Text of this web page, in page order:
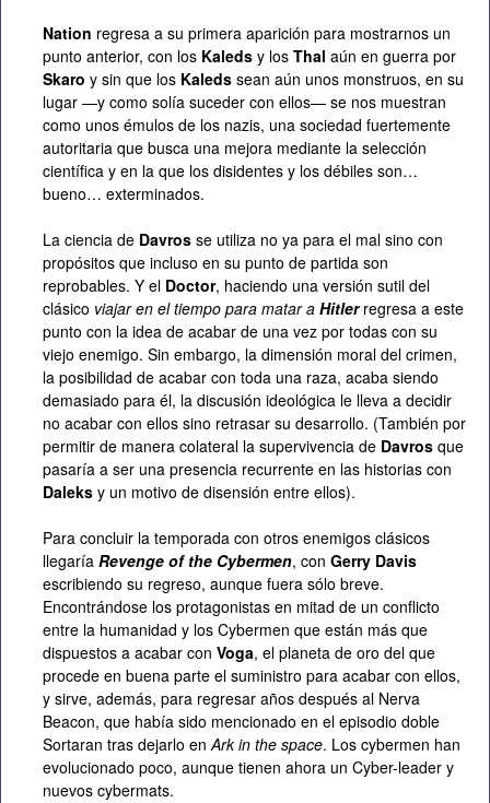
Nation regresa a su primera aparición para mostrarnos un
punto anterior, con los Kaleds y los Thal aún en guerra por
Skaro y sin que los Kaleds sean aún unos monstruos, en su
lugar —y como solía suceder con ellos— se nos muestran
como unos émulos de los nazis, una sociedad fuertemente
autoritaria que busca una mejora mediante la selección
científica y en la que los disidentes y los débiles son…
bueno… exterminados.
La ciencia de Davros se utiliza no ya para el mal sino con
propósitos que incluso en su punto de partida son
reprobables. Y el Doctor, haciendo una versión sutil del
clásico viajar en el tiempo para matar a Hitlerregresa a este
punto con la idea de acabar de una vez por todas con su
viejo enemigo. Sin embargo, la dimensión moral del crimen,
la posibilidad de acabar con toda una raza, acaba siendo
demasiado para él, la discusión ideológica le lleva a decidir
no acabar con ellos sino retrasar su desarrollo. (También por
permitir de manera colateral la supervivencia de Davros que
pasaría a ser una presencia recurrente en las historias con
Daleks y un motivo de disensión entre ellos).
Para concluir la temporada con otros enemigos clásicos
llegaría Revenge of the Cybermen, con Gerry Davis
escribiendo su regreso, aunque fuera sólo breve.
Encontrándose los protagonistas en mitad de un conflicto
entre la humanidad y los Cybermen que están más que
dispuestos a acabar con Voga, el planeta de oro del que
procede en buena parte el suministro para acabar con ellos,
y sirve, además, para regresar años después al Nerva
Beacon, que había sido mencionado en el episodio doble
Sortaran tras dejarlo enArk in the space. Los cybermen han
evolucionado poco, aunque tienen ahora un Cyber-leader y
nuevos cybermats.